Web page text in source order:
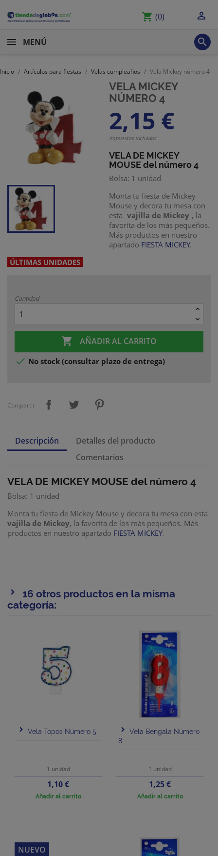
shopping_cart (0) 
MENÚ 
Inicio Artículos para fiestas Velas cumpleaños Vela Mickey número 4
VELA MICKEY
NÚMERO 4
2,15 €
Impuestos incluidos
VELA DE MICKEY
MOUSE del número 4
Bolsa: 1 unidad
Monta tu fiesta de Mickey
Mouse y decora tu mesa con
esta vajilla de Mickey , la
favorita de los más pequeños.
Más productos en nuestro
apartado FIESTA MICKEY.
ÚLTIMAS UNIDADES
Cantidad
 AÑADIR AL CARRITO
 No stock (consultar plazo de entrega)
Compartir
Descripción
Detalles del producto
Comentarios
VELA DE MICKEY MOUSE del número 4
Bolsa: 1 unidad
Monta tu fiesta de Mickey Mouse y decora tu mesa con esta
vajilla de Mickey, la favorita de los más pequeños. Más
productos en nuestro apartado FIESTA MICKEY.
16 otros productos en la misma
categoría:
Vela Topos Número 5
1 unidad
Precio
1,10 €
Añadir al carrito
Vela Bengala Número
8
1 unidad
Precio
1,25 €
Añadir al carrito
NUEVO